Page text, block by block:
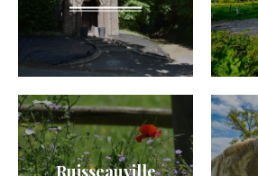
Ruisseauville